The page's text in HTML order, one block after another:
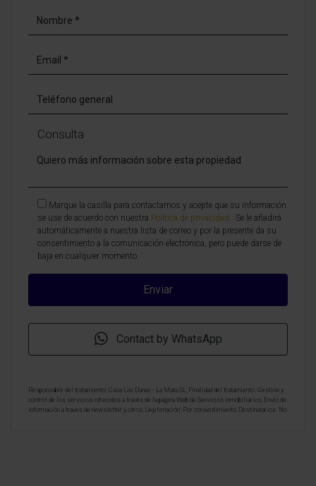
Consulta
Marque la casilla para contactarnos y acepte que su información
se use de acuerdo con nuestra Política de privacidad . Se le añadirá
automáticamente a nuestra lista de correo y por la presente da su
consentimiento a la comunicación electrónica, pero puede darse de
baja en cualquier momento.
Contact by WhatsApp
Responsable del tratamiento: Casa Las Dunas - La Mata SL, Finalidad del tratamiento: Gestión y
control de los servicios ofrecidos a través de la página Web de Servicios inmobiliarios, Envío de
información a traves de newsletter y otros, Legitimación: Por consentimiento, Destinatarios: No